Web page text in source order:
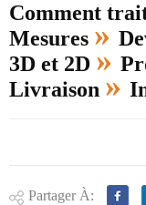
Comment
Mesures »
3D et 2D »
Livraison »
Partager À: